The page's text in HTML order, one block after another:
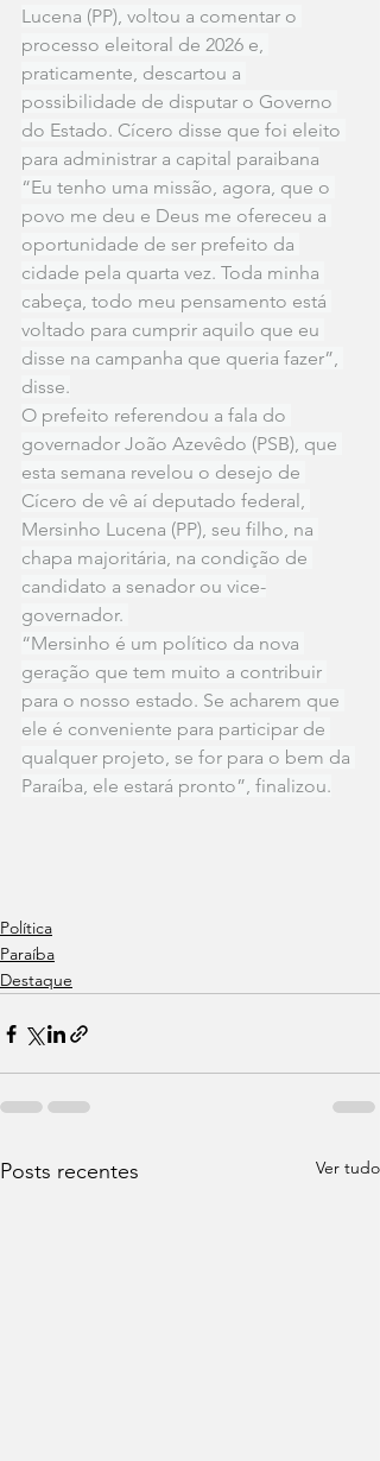
Lucena (PP), voltou a comentar o
processo eleitoral de 2026 e,
praticamente, descartou a
possibilidade de disputar o Governo
do Estado. Cícero disse que foi eleito
para administrar a capital paraibana
“Eu tenho uma missão, agora, que o
povo me deu e Deus me ofereceu a
oportunidade de ser prefeito da
cidade pela quarta vez. Toda minha
cabeça, todo meu pensamento está
voltado para cumprir aquilo que eu
disse na campanha que queria fazer”,
disse.
O prefeito referendou a fala do
governador João Azevêdo (PSB), que
esta semana revelou o desejo de
Cícero de vê aí deputado federal,
Mersinho Lucena (PP), seu filho, na
chapa majoritária, na condição de
candidato a senador ou vice-
governador.
“Mersinho é um político da nova
geração que tem muito a contribuir
para o nosso estado. Se acharem que
ele é conveniente para participar de
qualquer projeto, se for para o bem da
Paraíba, ele estará pronto”, finalizou.
Política
Paraíba
Destaque
Posts recentes Ver tudo